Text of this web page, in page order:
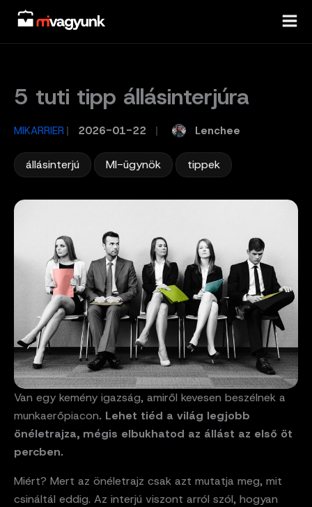
Skip
content
5 tuti tipp állásinterjúra
MIKARRIER / 2026-01-22 Lenchee
állásinterjú MI-ügynök tippek
Van egy kemény igazság, amiről kevesen beszélnek a
munkaerőpiacon. Lehet tiéd a világ legjobb
önéletrajza, mégis elbukhatod az állást az első öt
percben.
Miért? Mert az önéletrajz csak azt mutatja meg, mit
csináltál eddig. Az interjú viszont arról szól, hogyan